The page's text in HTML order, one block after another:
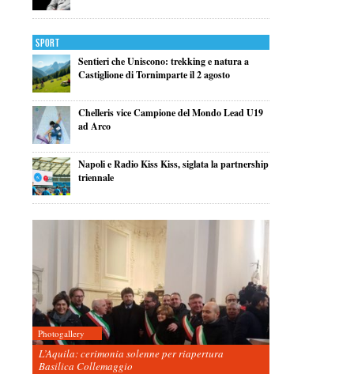
Sport
Sentieri che Uniscono: trekking e natura a
Castiglione di Tornimparte il 2 agosto
Chelleris vice Campione del Mondo Lead U19
ad Arco
Napoli e Radio Kiss Kiss, siglata la partnership
triennale
Photogallery
L’Aquila: cerimonia solenne per riapertura
Basilica Collemaggio